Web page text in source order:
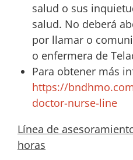
salud o sus
salud. No deberá
por llamar o
o enfermera de
Para obtener más
https://
doctor-nurse-line
Línea de
horas